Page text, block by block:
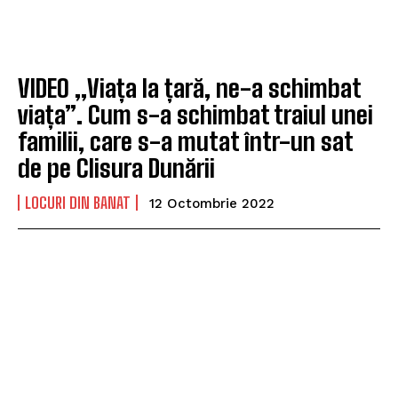
VIDEO „Viața la țară, ne-a schimbat
viața”. Cum s-a schimbat traiul unei
familii, care s-a mutat într-un sat
de pe Clisura Dunării
LOCURI DIN BANAT 12 Octombrie 2022